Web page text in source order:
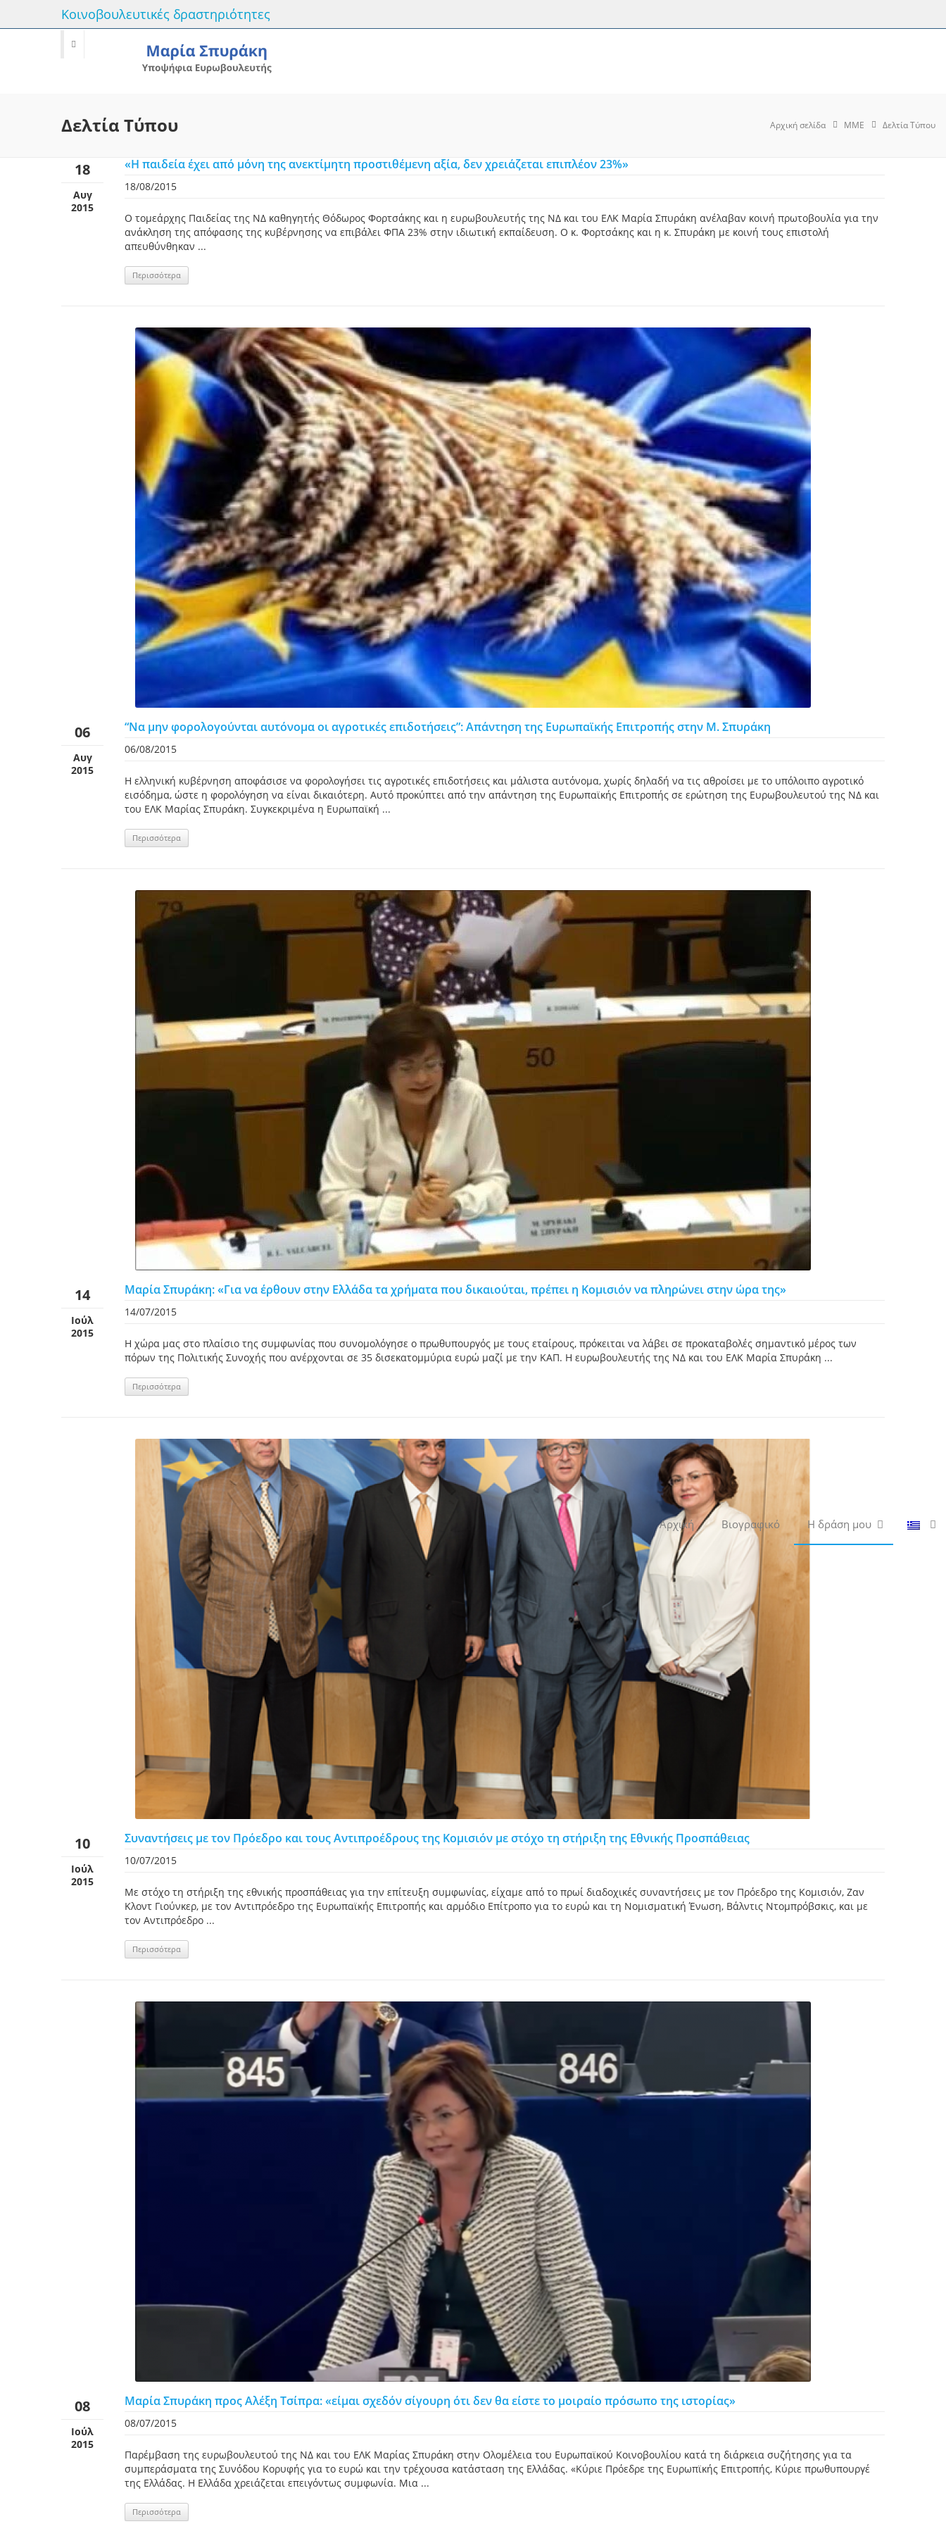
Κοινοβουλευτικές δραστηριότητες
Αρχική Βιογραφικό Η δράση μου
Δελτία Τύπου Αρχική σελίδα MME Δελτία Τύπου
18
Αυγ
2015
«Η παιδεία έχει από μόνη της ανεκτίμητη προστιθέμενη αξία, δεν χρειάζεται επιπλέον 23%»
18/08/2015
Ο τομεάρχης Παιδείας της ΝΔ καθηγητής Θόδωρος Φορτσάκης και η ευρωβουλευτής της ΝΔ και του ΕΛΚ Μαρία Σπυράκη ανέλαβαν κοινή πρωτοβουλία για την
ανάκληση της απόφασης της κυβέρνησης να επιβάλει ΦΠΑ 23% στην ιδιωτική εκπαίδευση. Ο κ. Φορτσάκης και η κ. Σπυράκη με κοινή τους επιστολή
απευθύνθηκαν ...
Περισσότερα
06
Αυγ
2015
“Να μην φορολογούνται αυτόνομα οι αγροτικές επιδοτήσεις”: Απάντηση της Ευρωπαϊκής Επιτροπής στην Μ. Σπυράκη
06/08/2015
Η ελληνική κυβέρνηση αποφάσισε να φορολογήσει τις αγροτικές επιδοτήσεις και μάλιστα αυτόνομα, χωρίς δηλαδή να τις αθροίσει με το υπόλοιπο αγροτικό
εισόδημα, ώστε η φορολόγηση να είναι δικαιότερη. Αυτό προκύπτει από την απάντηση της Ευρωπαϊκής Επιτροπής σε ερώτηση της Ευρωβουλευτού της ΝΔ και
του ΕΛΚ Μαρίας Σπυράκη. Συγκεκριμένα η Ευρωπαϊκή ...
Περισσότερα
14
Ιούλ
2015
Μαρία Σπυράκη: «Για να έρθουν στην Ελλάδα τα χρήματα που δικαιούται, πρέπει η Κομισιόν να πληρώνει στην ώρα της»
14/07/2015
Η χώρα μας στο πλαίσιο της συμφωνίας που συνομολόγησε ο πρωθυπουργός με τους εταίρους, πρόκειται να λάβει σε προκαταβολές σημαντικό μέρος των
πόρων της Πολιτικής Συνοχής που ανέρχονται σε 35 δισεκατομμύρια ευρώ μαζί με την ΚΑΠ. Η ευρωβουλευτής της ΝΔ και του ΕΛΚ Μαρία Σπυράκη ...
Περισσότερα
10
Ιούλ
2015
Συναντήσεις με τον Πρόεδρο και τους Αντιπροέδρους της Κομισιόν με στόχο τη στήριξη της Εθνικής Προσπάθειας
10/07/2015
Με στόχο τη στήριξη της εθνικής προσπάθειας για την επίτευξη συμφωνίας, είχαμε από το πρωί διαδοχικές συναντήσεις με τον Πρόεδρο της Κομισιόν, Ζαν
Κλοντ Γιούνκερ, με τον Αντιπρόεδρο της Ευρωπαϊκής Επιτροπής και αρμόδιο Επίτροπο για το ευρώ και τη Νομισματική Ένωση, Βάλντις Ντομπρόβσκις, και με
τον Αντιπρόεδρο ...
Περισσότερα
08
Ιούλ
2015
Μαρία Σπυράκη προς Αλέξη Τσίπρα: «είμαι σχεδόν σίγουρη ότι δεν θα είστε το μοιραίο πρόσωπο της ιστορίας»
08/07/2015
Παρέμβαση της ευρωβουλευτού της ΝΔ και του ΕΛΚ Μαρίας Σπυράκη στην Ολομέλεια του Ευρωπαϊκού Κοινοβουλίου κατά τη διάρκεια συζήτησης για τα
συμπεράσματα της Συνόδου Κορυφής για το ευρώ και την τρέχουσα κατάσταση της Ελλάδας. «Κύριε Πρόεδρε της Ευρωπϊκής Επιτροπής, Κύριε πρωθυπουργέ
της Ελλάδας. Η Ελλάδα χρειάζεται επειγόντως συμφωνία. Μια ...
Περισσότερα